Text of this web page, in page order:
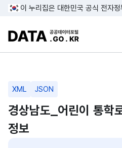
이 누리집은 대한민국 공식 전자
DATA.GO.KR 공공
XML JSON
경상남도_어린이 통학
정보